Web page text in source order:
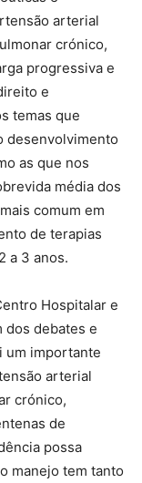
arterial
crónico,
progressiva e
e
temas que
desenvolvimento
as que nos
média dos
comum em
de terapias
a 3 anos.
Hospitalar e
dos debates e
um importante
arterial
crónico,
de
possa
manejo tem tanto